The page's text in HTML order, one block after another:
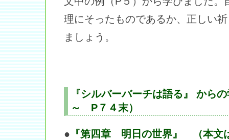
理にそったものであるか、正しい
ましょう。
『シルバーバーチは語る』 か
～ P７４末）
● 『第四章 明日の世界』 （本文